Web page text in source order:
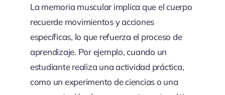
La memoria muscular implica que el cuerpo
recuerde movimientos y acciones
específicas, lo que refuerza el proceso de
aprendizaje. Por ejemplo, cuando un
estudiante realiza una actividad práctica,
como un experimento de ciencias o una